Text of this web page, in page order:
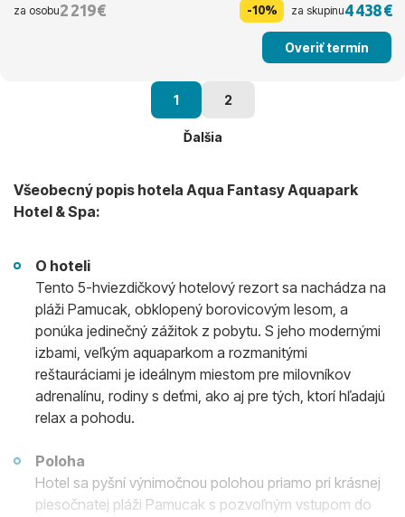
za osobu2 219 € -10% za skupinu4 438 €
Overiť termín
1 2
Ďalšia
Všeobecný popis hotela Aqua Fantasy Aquapark
Hotel & Spa:
O hoteli
Tento 5-hviezdičkový hotelový rezort sa nachádza na
pláži Pamucak, obklopený borovicovým lesom, a
ponúka jedinečný zážitok z pobytu. S jeho modernými
izbami, veľkým aquaparkom a rozmanitými
reštauráciami je ideálnym miestom pre milovníkov
adrenalínu, rodiny s deťmi, ako aj pre tých, ktorí hľadajú
relax a pohodu.
Poloha
Hotel sa pyšní výnimočnou polohou priamo pri krásnej
piesočnatej pláži Pamucak s pozvoľným vstupom do